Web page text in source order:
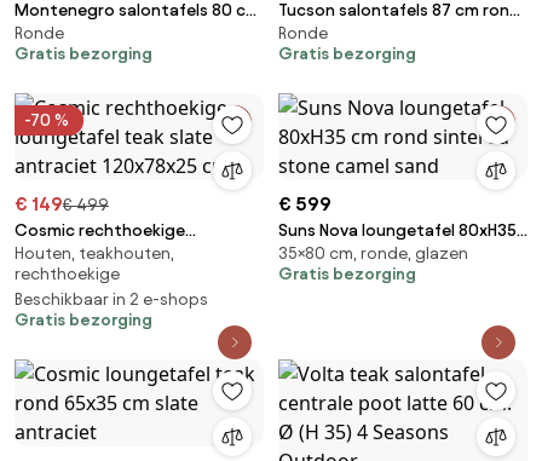
Montenegro salontafels 80 cm
rond en 60 cm rond keramiek
antraciet
Ronde
Gratis bezorging
Tucson salontafels 87 cm rond
en 67 cm rond keramiek
antraciet
Ronde
Gratis bezorging
-70 %
€ 149€ 499
Cosmic rechthoekige
loungetafel teak slate
antraciet 120x78x25 cm
Houten, teakhouten,
rechthoekige
Beschikbaar in 2 e-shops
Gratis bezorging
€ 599
Suns Nova loungetafel 80xH35
cm rond sintered stone camel
sand
35×80 cm, ronde, glazen
Gratis bezorging